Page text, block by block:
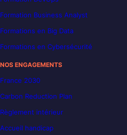
Formation Business Analyst
Formations en Big Data
Formations en Cybersécurité
NOS ENGAGEMENTS
France 2030
Carbon Reduction Plan
Règlement intérieur
Accueil handicap